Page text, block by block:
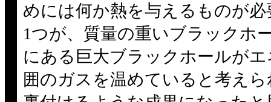
めには何か熱を与えるものが
1つが、質量の重いブラックホ
にある巨大ブラックホールが
囲のガスを温めていると考え